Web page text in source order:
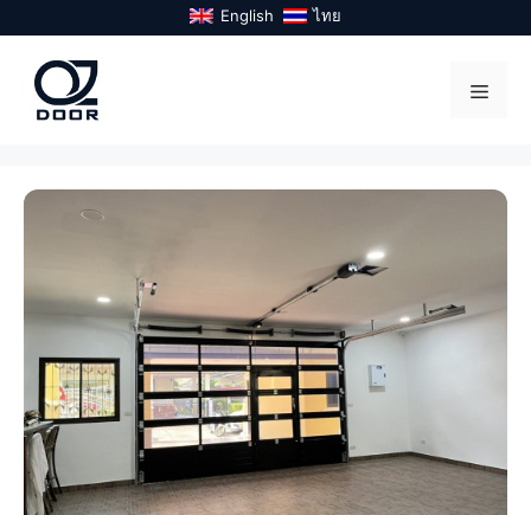
to
content
English ไทย